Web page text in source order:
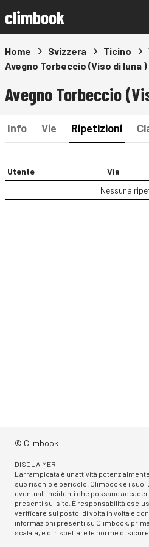
climbook
Home Svizzera Ticino
Avegno Torbeccio (Viso di luna )
Avegno Torbeccio
Info Vie Ripetizioni
Utente Via
Nessuna
© Climbook
DISCLAIMER
L'arrampicata è un'attività
suo rischio e pericolo. Climbook e i
eventuali incidenti che possano
presenti sul sito. È responsabilità
verificare sul posto, di volta in volta e
informazioni presenti su Climbook,
scalata, e di rispettare le norme di